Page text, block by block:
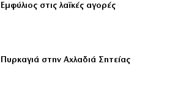
Εμφύλιος στις λαϊκές αγορές
Πυρκαγιά στην Αχλαδιά Σητείας